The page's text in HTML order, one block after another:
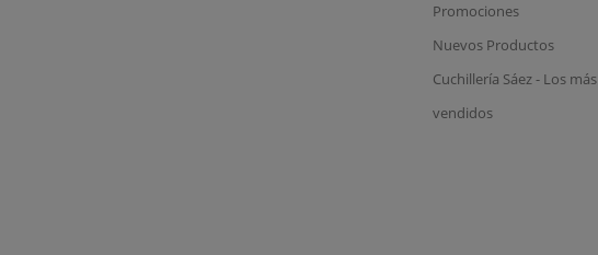
Promociones
Nuevos Productos
Cuchillería Sáez - Los más
vendidos